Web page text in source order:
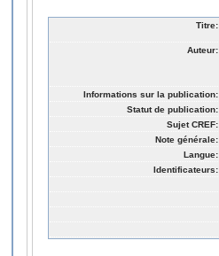
Titre:
Auteur:
Informations sur la publication:
Statut de publication:
Sujet CREF:
Note générale:
Langue:
Identificateurs: